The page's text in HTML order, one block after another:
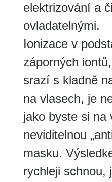
elektrizování a
ovladatelnými.
Ionizace v
záporných
srazí s kladně
na vlasech, je
jako byste si na
neviditelnou
masku.
rychleji schnou,